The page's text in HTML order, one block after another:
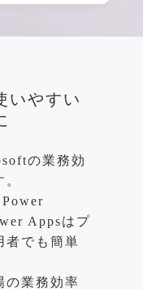
いやすい
の業務効
Appsはプ
者でも簡単
の業務効率